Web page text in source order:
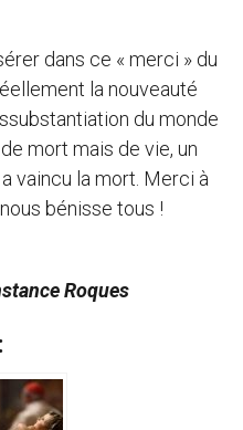
dans ce « merci » du
la nouveauté
du monde
mort mais de vie, un
vaincu la mort. Merci à
bénisse tous !
Roques